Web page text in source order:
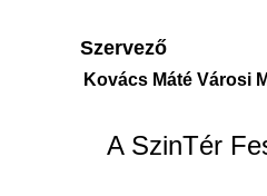
Szervező
Kovács Máté Városi
A SzinTér